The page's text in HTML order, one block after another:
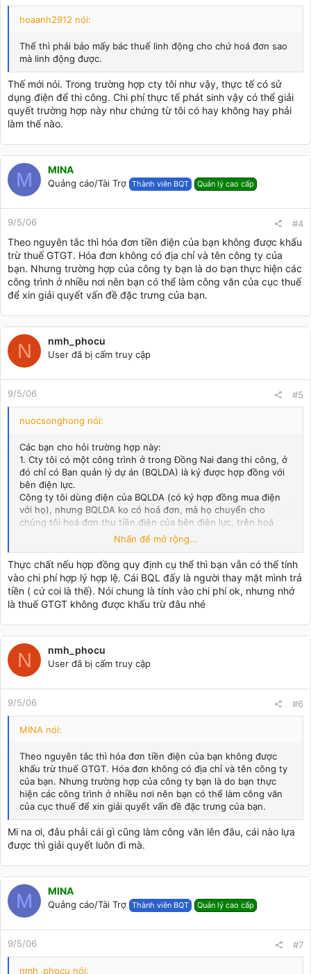
hoaanh2912 nói:
Thế thì phải bảo mấy bác thuế linh động cho chứ hoá đơn sao
mà linh động được.
Thế mới nói. Trong trường hợp cty tôi như vậy, thực tế có sử
dụng điện để thi công. Chi phí thực tế phát sinh vậy có thể giải
quyết trường hợp này như chứng từ tôi có hay không hay phải
làm thế nào.
M MINA
Quảng cáo/Tài Trợ Thành viên BQT Quản lý cao cấp
9/5/06 #4
Theo nguyên tắc thì hóa đơn tiền điện của bạn không được khấu
trừ thuế GTGT. Hóa đơn không có địa chỉ và tên công ty của
bạn. Nhưng trường hợp của công ty bạn là do bạn thực hiện các
công trình ở nhiều nơi nên bạn có thể làm công văn của cục thuế
để xin giải quyết vấn đề đặc trưng của bạn.
N nmh_phocu
User đã bị cấm truy cập
9/5/06 #5
nuocsonghong nói:
Các bạn cho hỏi trường hợp này:
1. Cty tôi có một công trình ở trong Đồng Nai đang thi công, ở
đó chỉ có Ban quản lý dự án (BQLDA) là ký được hợp đồng với
bên điện lực.
Công ty tôi dùng điện của BQLDA (có ký hợp đồng mua điện
với họ), nhưng BQLDA ko có hoá đơn, mà họ chuyển cho
chúng tôi hoá đơn thu tiền điện của bên điện lực, trên hoá
Người mua hàng: Ban quản lý dự án khu đô thị X
Vậy hoá đơn tiền điện nói trên có đượctính chi phí hợp lệ và
được khấu trừ thuếkhông?
Các bạn giải đáp giùm. Xin cảm ơn. (Ai có văn bản nào theo
dạng công văn hỏi đáp cũng được về trường hợp tương tự thì
cho tôi xin càng tốt)
Nhấn để mở rộng...
Thực chất nếu hợp đồng quy định cụ thể thì bạn vẫn có thể tính
vào chi phí hợp lý hợp lệ. Cái BQL đấy là người thay mặt mình trả
tiền ( cứ coi là thế). Nói chung là tính vào chi phí ok, nhưng nhớ
là thuế GTGT không được khấu trừ đâu nhé
N nmh_phocu
User đã bị cấm truy cập
9/5/06 #6
MINA nói:
Theo nguyên tắc thì hóa đơn tiền điện của bạn không được
khấu trừ thuế GTGT. Hóa đơn không có địa chỉ và tên công ty
của bạn. Nhưng trường hợp của công ty bạn là do bạn thực
hiện các công trình ở nhiều nơi nên bạn có thể làm công văn
của cục thuế để xin giải quyết vấn đề đặc trưng của bạn.
Mi na ơi, đâu phải cái gì cũng làm công văn lên đâu, cái nào lựa
được thì giải quyết luôn đi mà.
M MINA
Quảng cáo/Tài Trợ Thành viên BQT Quản lý cao cấp
9/5/06 #7
nmh_phocu nói: